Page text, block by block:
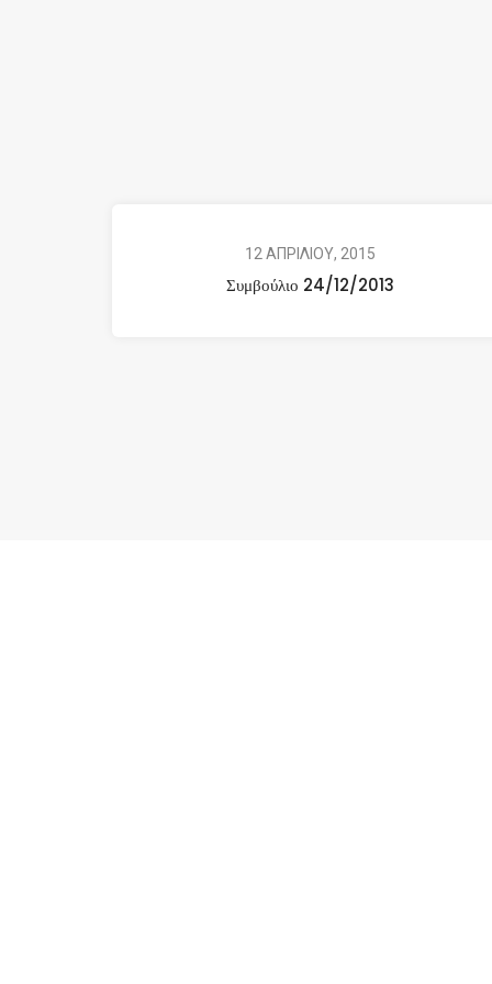
12 ΑΠΡΙΛΙΟΥ, 2015
Συμβούλιο 24/12/2013